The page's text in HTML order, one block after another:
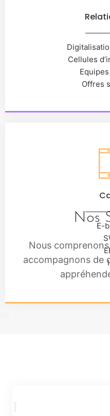
Cellules
Offres
E-
Nos
Nous
accompagnons de